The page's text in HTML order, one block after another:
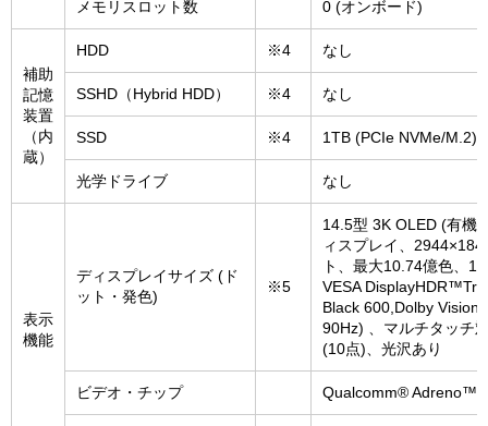
メモリスロット数 0 (オンボード)
補助
記憶
装置
（内
蔵）
HDD ※4 なし
SSHD（Hybrid HDD） ※4 なし
SSD ※4 1TB (PCIe NVMe/M.2)
光学ドライブ なし
表示
機能
ディスプレイサイズ (ド
ット・発色)
※5
14.5型 3K OLED (有機
ィスプレイ、
ト、最大10.74億色、
VESA
Black 600,Dolby Vision
90Hz) 、マルチタッチ
(10点)、光沢あり
ビデオ・チップ Qualcomm® Adreno™